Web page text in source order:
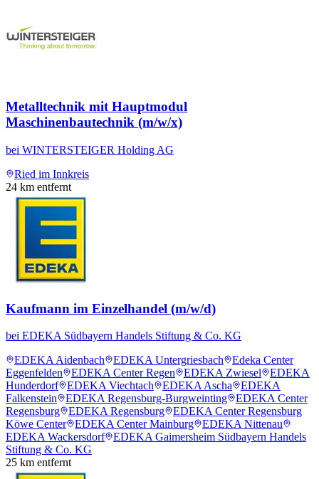
Metalltechnik mit Hauptmodul
Maschinenbautechnik (m/w/x)
bei WINTERSTEIGER Holding AG
Ried im Innkreis
24 km entfernt
Kaufmann im Einzelhandel (m/w/d)
bei EDEKA Südbayern Handels Stiftung & Co. KG
EDEKA Aidenbach
EDEKA Untergriesbach
Edeka Center
Eggenfelden
EDEKA Center Regen EDEKA Zwiesel
EDEKA
Hunderdorf
EDEKA Viechtach EDEKA Ascha
EDEKA
Falkenstein
EDEKA Regensburg-Burgweinting
EDEKA Center
Regensburg
EDEKA Regensburg
EDEKA Center Regensburg
Köwe Center
EDEKA Center Mainburg
EDEKA Nittenau
EDEKA Wackersdorf
EDEKA Gaimersheim Südbayern Handels
Stiftung & Co. KG
25 km entfernt